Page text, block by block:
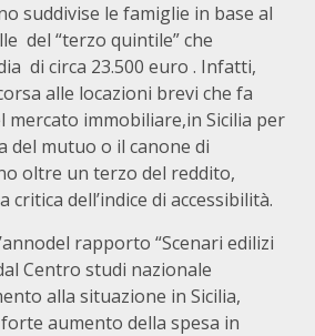
suddivise le famiglie in base al
del “terzo quintile” che
di circa 23.500 euro . Infatti,
alle locazioni brevi che fa
mercato immobiliare,in Sicilia per
del mutuo o il canone di
oltre un terzo del reddito,
dell’indice di accessibilità.
rapporto “Scenari edilizi
Centro studi nazionale
alla situazione in Sicilia,
forte aumento della spesa in